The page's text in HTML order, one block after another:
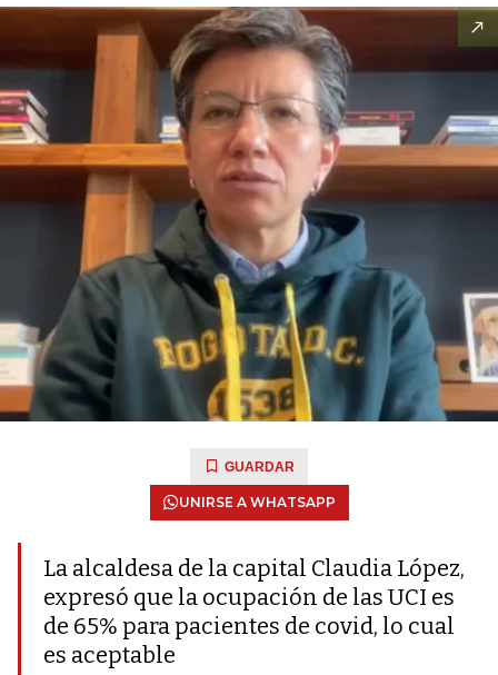
GUARDAR
UNIRSE A WHATSAPP
La alcaldesa de la capital Claudia López,
expresó que la ocupación de las UCI es
de 65% para pacientes de covid, lo cual
es aceptable